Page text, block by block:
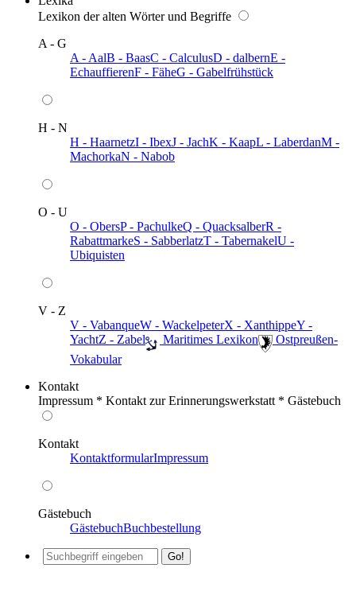
Lexikon der alten Wörter und Begriffe
A - G
A - AalB - BaasC - CalculusD - dalbernE -
EchauffierenF - FäheG - Gabelfrühstück
H - N
H - HaarnetzI - IbexJ - JachK - KaapL - LaberdanM -
MachorkaN - Nabob
O - U
O - ObersP - PachulkeQ - QuacksalberR -
RabattmarkeS - SabberlatzT - TabernakelU -
Ubiquisten
V - Z
V - VabanqueW - WackelpeterX - XanthippeY -
YachtZ - Zabel ️ Maritimes Lexikon
️ Ostpreußen-
Vokabular
Kontakt
Impressum * Kontakt zur Erinnerungswerkstatt * Gästebuch
Kontakt
KontaktformularImpressum
Gästebuch
GästebuchBuchbestellung